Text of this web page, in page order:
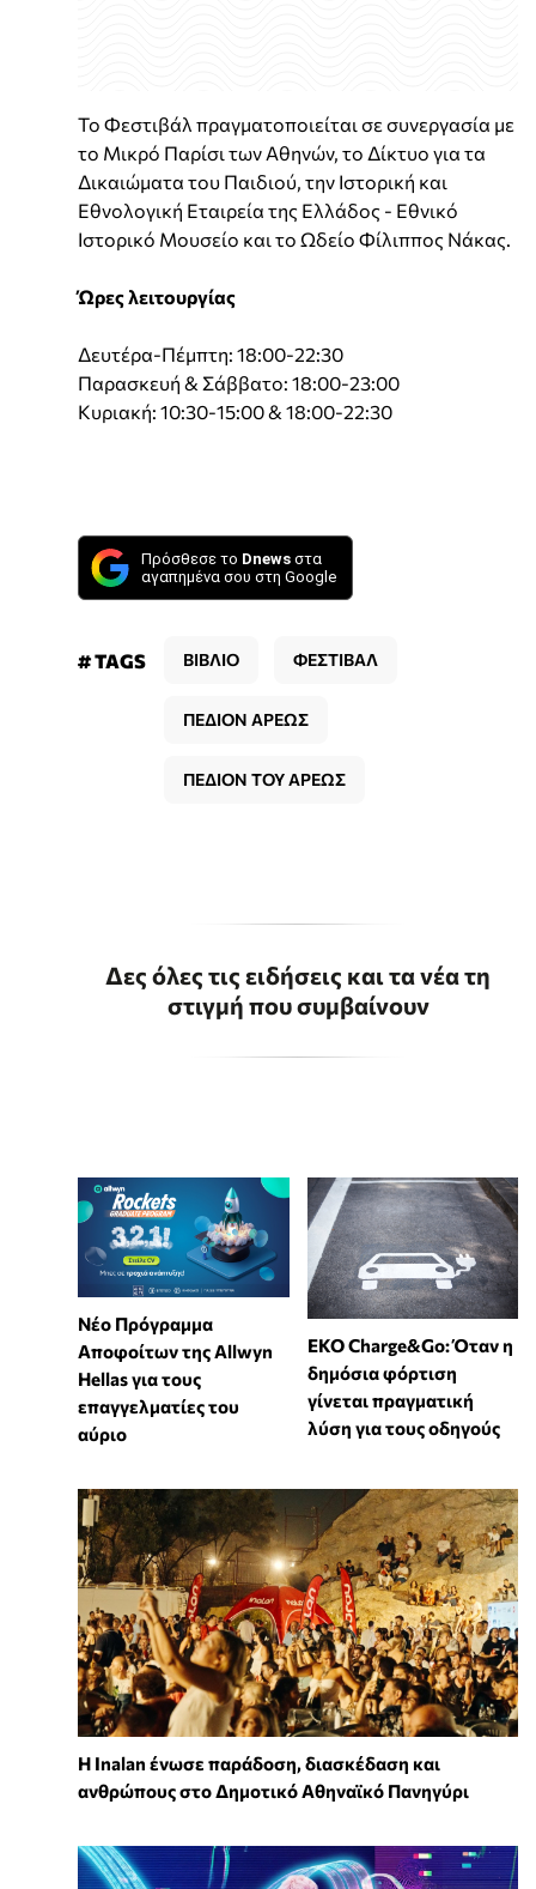
Το Φεστιβάλ πραγματοποιείται σε συνεργασία με
το Μικρό Παρίσι των Αθηνών, το Δίκτυο για τα
Δικαιώματα του Παιδιού, την Ιστορική και
Εθνολογική Εταιρεία της Ελλάδος - Εθνικό
Ιστορικό Μουσείο και το Ωδείο Φίλιππος Νάκας.
Ώρες λειτουργίας
Δευτέρα-Πέμπτη: 18:00-22:30
Παρασκευή & Σάββατο: 18:00-23:00
Κυριακή: 10:30-15:00 & 18:00-22:30
Πρόσθεσε το Dnews στα
αγαπημένα σου στη Google
# TAGS ΒΙΒΛΙΟ ΦΕΣΤΙΒΑΛ
ΠΕΔΙΟΝ ΑΡΕΩΣ
ΠΕΔΙΟΝ ΤΟΥ ΑΡΕΩΣ
Δες όλες τις ειδήσεις και τα νέα τη
στιγμή που συμβαίνουν
Νέο Πρόγραμμα
Αποφοίτων της Allwyn
Hellas για τους
επαγγελματίες του
αύριο
EKO Charge&Go: Όταν η
δημόσια φόρτιση
γίνεται πραγματική
λύση για τους οδηγούς
Η Inalan ένωσε παράδοση, διασκέδαση και
ανθρώπους στο Δημοτικό Αθηναϊκό Πανηγύρι